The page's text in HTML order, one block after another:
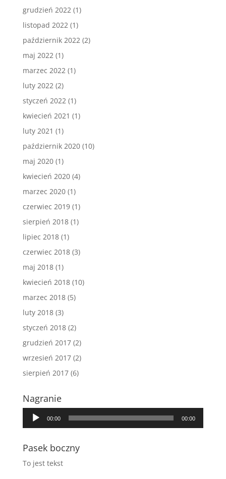
grudzień 2022(1)
listopad 2022(1)
październik 2022(2)
maj 2022(1)
marzec 2022(1)
luty 2022(2)
styczeń 2022(1)
kwiecień 2021 (1)
luty 2021 (1)
październik 2020(10)
maj 2020(1)
kwiecień 2020(4)
marzec 2020(1)
czerwiec 2019(1)
sierpień 2018(1)
lipiec 2018(1)
czerwiec 2018(3)
maj 2018(1)
kwiecień 2018(10)
marzec 2018(5)
luty 2018(3)
styczeń 2018(2)
grudzień 2017(2)
wrzesień 2017(2)
sierpień 2017(6)
Nagranie
Odtwarzacz
plików
00:00 00:00
Pasek boczny
To jest tekst